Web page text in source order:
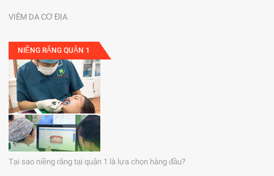
VIÊM DA CƠ ĐỊA
NIỀNG RĂNG QUẬN 1
Tại sao niềng răng tại quận 1 là lựa chọn hàng đầu?